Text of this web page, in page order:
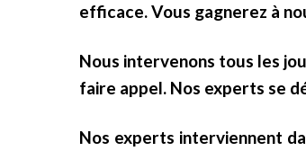
efficace. Vous gagnerez à
Nous intervenons tous les
faire appel. Nos experts se
Nos experts interviennent